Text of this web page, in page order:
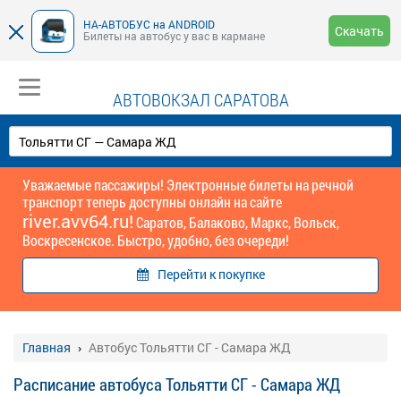
НА-АВТОБУС на ANDROID
Билеты на автобус у вас в кармане
Скачать
АВТОВОКЗАЛ САРАТОВА
Уважаемые пассажиры! Электронные билеты на речной
транспорт теперь доступны онлайн на сайте
river.avv64.ru!Саратов, Балаково, Маркс, Вольск,
Воскресенское. Быстро, удобно, без очереди!
Перейти к покупке
Главная Автобус Тольятти СГ - Самара ЖД
Расписание автобуса Тольятти СГ - Самара ЖД